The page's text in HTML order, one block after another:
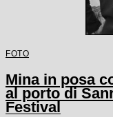
FOTO
Mina in posa
al porto di
Festival